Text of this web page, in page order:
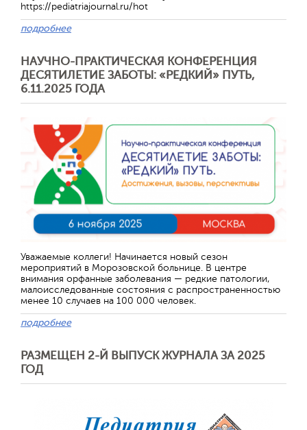
https://pediatriajournal.ru/hot
подробнее
НАУЧНО-ПРАКТИЧЕСКАЯ КОНФЕРЕНЦИЯ
ДЕСЯТИЛЕТИЕ ЗАБОТЫ: «РЕДКИЙ» ПУТЬ,
6.11.2025 ГОДА
Уважаемые коллеги! Начинается новый сезон
мероприятий в Морозовской больнице. В центре
внимания орфанные заболевания — редкие патологии,
малоисследованные состояния с распространенностью
менее 10 случаев на 100 000 человек.
подробнее
РАЗМЕЩЕН 2-Й ВЫПУСК ЖУРНАЛА ЗА 2025
ГОД